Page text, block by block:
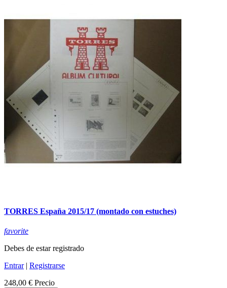
TORRES España 2015/17 (montado con estuches)
favorite
Debes de estar registrado
Entrar| Registrarse
248,00 € Precio